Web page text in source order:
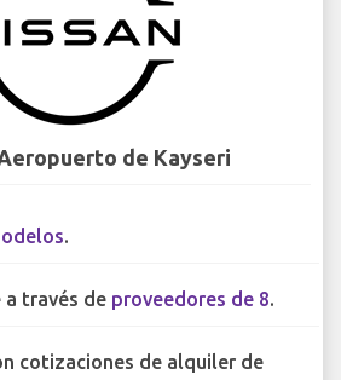
de Kayseri
.
a través de proveedores de 8.
cotizaciones de alquiler de